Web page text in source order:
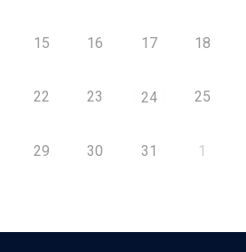
15 16 17 18
22 23 24 25
29 30 31 1